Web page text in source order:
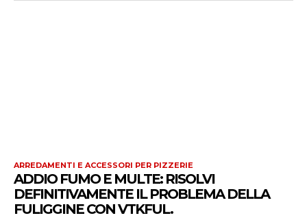
ARREDAMENTI E ACCESSORI PER PIZZERIE
ADDIO FUMO E MULTE: RISOLVI
DEFINITIVAMENTE IL PROBLEMA DELLA
FULIGGINE CON VTKFUL.